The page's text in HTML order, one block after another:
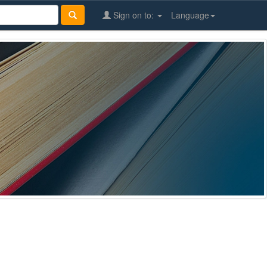
Language
Sign on to: